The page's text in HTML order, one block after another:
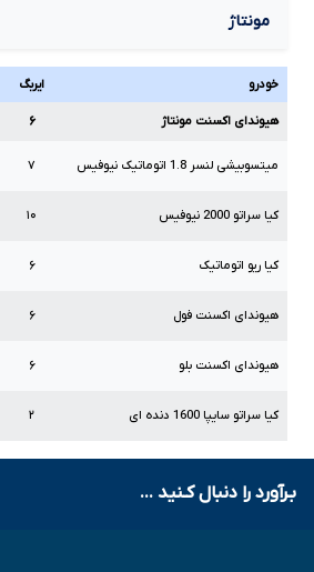
مونتاژ
خودرو ایربگ
هیوندای اکسنت مونتاژ ۶
میتسوبیشی لنسر 1.8 اتوماتیک نیوفیس ۷
کیا سراتو 2000 نیوفیس ۱۰
کیا ریو اتوماتیک ۶
هیوندای اکسنت فول ۶
هیوندای اکسنت بلو ۶
کیا سراتو سایپا 1600 دنده ای ۲
بـرآورد را دنبال کـنید ...